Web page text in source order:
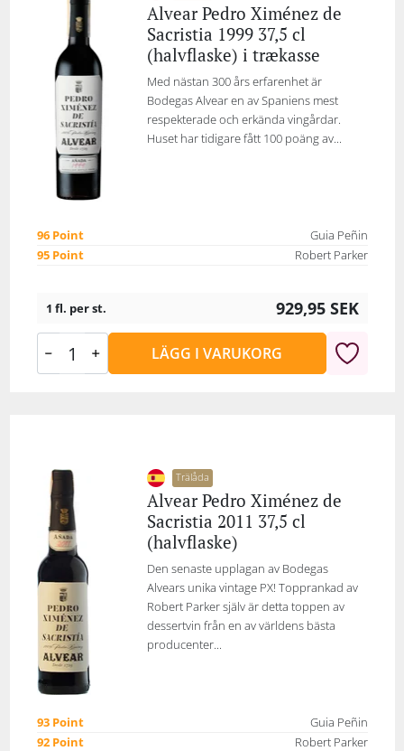
Alvear Pedro Ximénez de
Sacristia 1999 37,5 cl
(halvflaske) i trækasse
Med nästan 300 års erfarenhet är
Bodegas Alvear en av Spaniens mest
respekterade och erkända vingårdar.
Huset har tidigare fått 100 poäng av...
96 Point
Guia Peñin
95 Point
Robert Parker
1 fl. per st. 929,95 SEK
LÄGG I VARUKORG
Trälåda
Alvear Pedro Ximénez de
Sacristia 2011 37,5 cl
(halvflaske)
Den senaste upplagan av Bodegas
Alvears unika vintage PX! Topprankad av
Robert Parker själv är detta toppen av
dessertvin från en av världens bästa
producenter...
93 Point
Guia Peñin
92 Point
Robert Parker